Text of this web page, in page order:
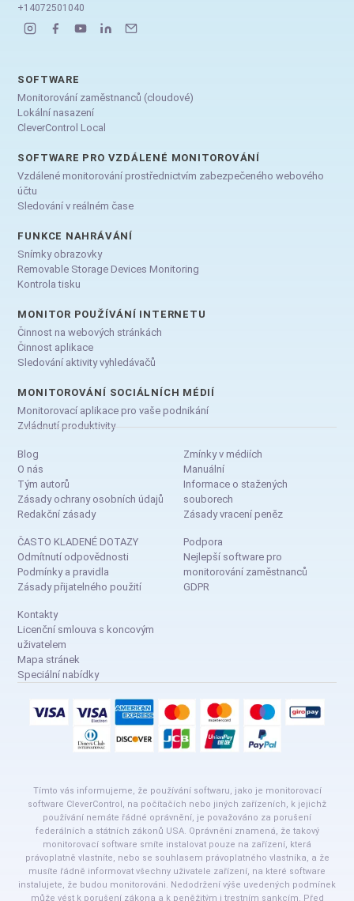
+14072501040
SOFTWARE
Monitorování zaměstnanců (cloudové)
Lokální nasazení
CleverControl Local
SOFTWARE PRO VZDÁLENÉ MONITOROVÁNÍ
Vzdálené monitorování prostřednictvím zabezpečeného webového
účtu
Sledování v reálném čase
FUNKCE NAHRÁVÁNÍ
Snímky obrazovky
Removable Storage Devices Monitoring
Kontrola tisku
MONITOR POUŽÍVÁNÍ INTERNETU
Činnost na webových stránkách
Činnost aplikace
Sledování aktivity vyhledávačů
MONITOROVÁNÍ SOCIÁLNÍCH MÉDIÍ
Monitorovací aplikace pro vaše podnikání
Zvládnutí produktivity
Blog
O nás
Tým autorů
Zásady ochrany osobních údajů
Redakční zásady
Zmínky v médiích
Manuální
Informace o stažených
souborech
Zásady vracení peněz
ČASTO KLADENÉ DOTAZY
Odmítnutí odpovědnosti
Podmínky a pravidla
Zásady přijatelného použití
Podpora
Nejlepší software pro
monitorování zaměstnanců
GDPR
Kontakty
Licenční smlouva s koncovým
uživatelem
Mapa stránek
Speciální nabídky
Tímto vás informujeme, že používání softwaru, jako je monitorovací
software CleverControl, na počítačích nebo jiných zařízeních, k jejichž
používání nemáte řádné oprávnění, je považováno za porušení
federálních a státních zákonů USA. Oprávnění znamená, že takový
monitorovací software smíte instalovat pouze na zařízení, která
právoplatně vlastníte, nebo se souhlasem právoplatného vlastníka, a že
musíte řádně informovat všechny uživatele zařízení, na které software
instalujete, že budou monitorováni. Nedodržení výše uvedených podmínek
může vést k porušení zákona a k peněžitým i trestním sankcím. Před